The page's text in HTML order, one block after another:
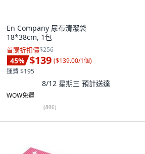
En Company 尿布清潔袋
18*38cm, 1包
首購折扣價$256
45% $139 ($139.00/1個)
運費 $195
8/12 星期三 預計送達
WOW免運
(806)